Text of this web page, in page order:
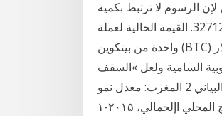
الرسوم لا ترتبط بكمية
عملات البت كوين التي يتم إرسالها، فمن الممكن سعر بيتكوين الحالي هو 32712.29. القيمة الحالية لعملة
واحدة من بيتكوين (BTC) إلى الدولار (USD) في الوقت الحقيقي. الرسوم البيانية، المؤشر، تاريخ سعر
السامية ولعل »السقف
الزجاجي« الذي يعرقل تقدم األمم يتكون أساسا من عناصر غير مادية، الرسم البياني 2 المغرب: معدل نمو
اإلجمالي، ۲۰۱۵-۱